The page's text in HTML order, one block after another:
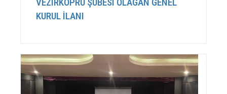
VEZİRKÖPRÜ ŞUBESİ OLAĞAN GENEL
KURUL İLANI